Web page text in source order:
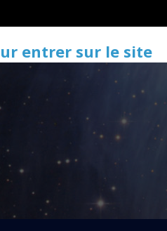
entrer sur le site